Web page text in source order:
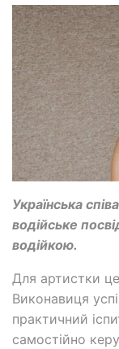
Українська
водійське
водійкою.
Для артистки
Виконавиця
практичний
самостійно